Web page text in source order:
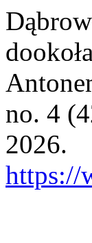
no. 4
2026.
https://